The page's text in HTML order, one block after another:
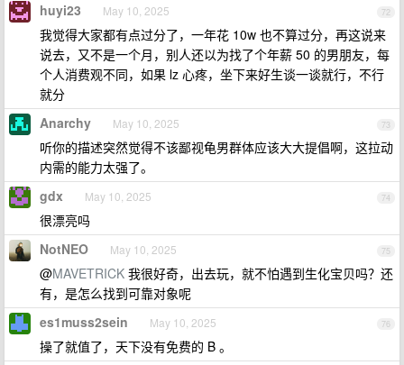
72
huyi23 May 10, 2025
我觉得大家都有点过分了，一年花 10w 也不算过分，再这说来
说去，又不是一个月，别人还以为找了个年薪 50 的男朋友，每
个人消费观不同，如果 lz 心疼，坐下来好生谈一谈就行，不行
就分
73
Anarchy May 10, 2025
听你的描述突然觉得不该鄙视龟男群体应该大大提倡啊，这拉动
内需的能力太强了。
74
gdx May 10, 2025
很漂亮吗
75
NotNEO May 10, 2025
@MAVETRICK 我很好奇，出去玩，就不怕遇到生化宝贝吗？还
有，是怎么找到可靠对象呢
76
es1muss2sein May 10, 2025
操了就值了，天下没有免费的 B 。